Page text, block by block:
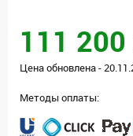
111 200
Цена обновлена -
Методы оплаты: